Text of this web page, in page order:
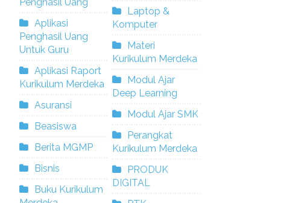
Aplikasi
Penghasil Uang
Untuk Guru
Aplikasi Raport
Kurikulum Merdeka
Asuransi
Beasiswa
Berita MGMP
Bisnis
Buku Kurikulum
Laptop &
Komputer
Materi
Kurikulum Merdeka
Modul Ajar
Deep Learning
Modul Ajar SMK
Perangkat
Kurikulum Merdeka
PRODUK
DIGITAL